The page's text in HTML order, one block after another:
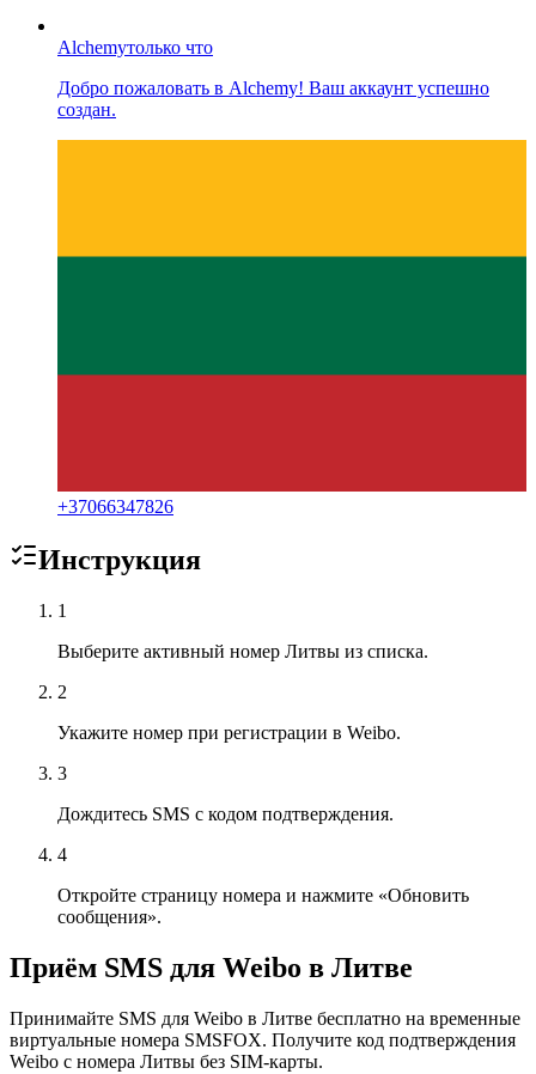
Alchemyтолько что
Добро пожаловать в Alchemy! Ваш аккаунт успешно
создан.
+37066347826
Инструкция
1
Выберите активный номер Литвы из списка.
2
Укажите номер при регистрации в Weibo.
3
Дождитесь SMS с кодом подтверждения.
4
Откройте страницу номера и нажмите «Обновить
сообщения».
Приём SMS для Weibo в Литве
Принимайте SMS для Weibo в Литве бесплатно на временные
виртуальные номера SMSFOX. Получите код подтверждения
Weibo с номера Литвы без SIM-карты.